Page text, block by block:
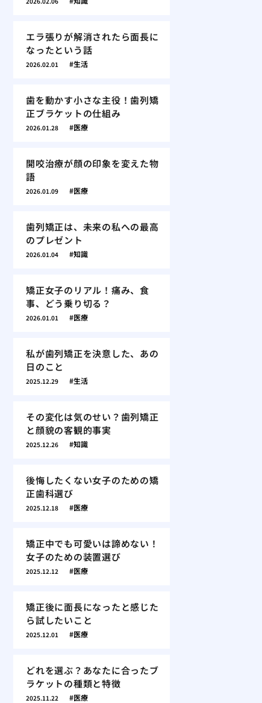
エラ張りが解消されたら面長に
なったという話
2026.02.01 生活
歯を動かす小さな主役！歯列矯
正ブラケットの仕組み
2026.01.28 医療
開咬治療が顔の印象を変えた物
語
2026.01.09 医療
歯列矯正は、未来の私への最高
のプレゼント
2026.01.04 知識
矯正女子のリアル！痛み、食
事、どう乗り切る？
2026.01.01 医療
私が歯列矯正を決意した、あの
日のこと
2025.12.29 生活
その変化は気のせい？歯列矯正
と顔貌の客観的事実
2025.12.26 知識
後悔したくない女子のための矯
正歯科選び
2025.12.18 医療
矯正中でも可愛いは諦めない！
女子のための装置選び
2025.12.12 医療
矯正後に面長になったと感じた
ら試したいこと
2025.12.01 医療
どれを選ぶ？あなたに合ったブ
ラケットの種類と特徴
2025.11.22 医療